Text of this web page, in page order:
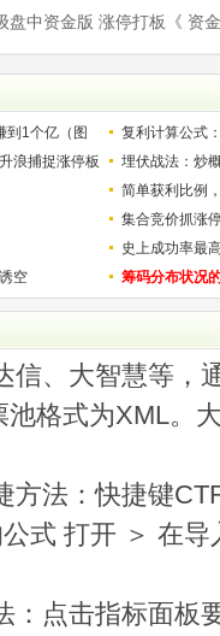
到1个亿（图
复利计算公式
少？
浪捕捉涨停板
埋伏战法：炒
简单获利比例
用
集合竞价抓涨
史上成功率最
称选股法宝！
空 筹码分布状况
信、大智慧等，
格式为XML。
方法：快捷键
式 打开 ＞ 在
：点击指标面板